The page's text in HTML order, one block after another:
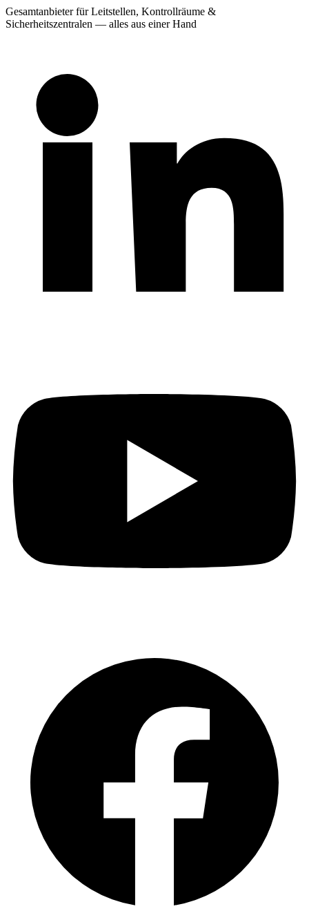
Gesamtanbieter für Leitstellen, Kontrollräume &
Sicherheitszentralen — alles aus einer Hand